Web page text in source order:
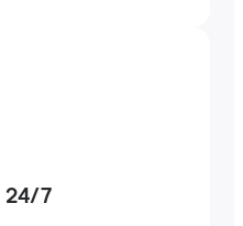
24/7